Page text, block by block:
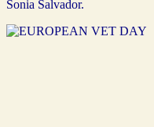
Sonia Salvador.